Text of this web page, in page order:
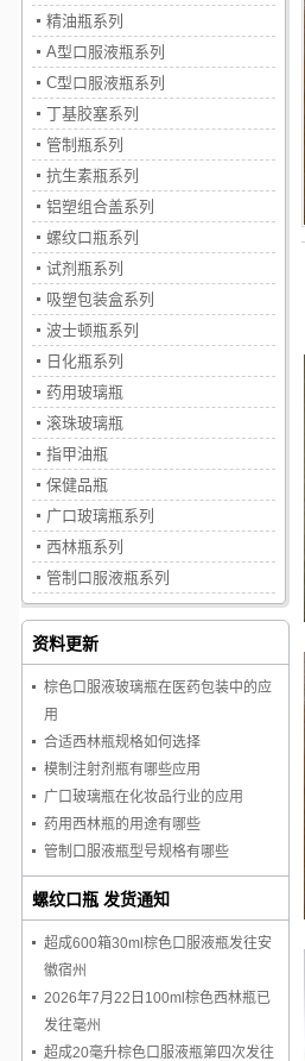
精油瓶系列
A型口服液瓶系列
C型口服液瓶系列
丁基胶塞系列
管制瓶系列
抗生素瓶系列
铝塑组合盖系列
螺纹口瓶系列
试剂瓶系列
吸塑包装盒系列
波士顿瓶系列
日化瓶系列
药用玻璃瓶
滚珠玻璃瓶
指甲油瓶
保健品瓶
广口玻璃瓶系列
西林瓶系列
管制口服液瓶系列
资料更新
棕色口服液玻璃瓶在医药包装中的应
用
合适西林瓶规格如何选择
模制注射剂瓶有哪些应用
广口玻璃瓶在化妆品行业的应用
药用西林瓶的用途有哪些
管制口服液瓶型号规格有哪些
螺纹口瓶 发货通知
超成600箱30ml棕色口服液瓶发往安
徽宿州
2026年7月22日100ml棕色西林瓶已
发往毫州
超成20毫升棕色口服液瓶第四次发往